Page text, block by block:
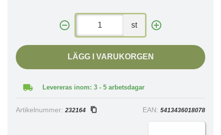
st
LÄGG I VARUKORGEN
Levereras inom: 3 - 5 arbetsdagar
Artikelnummer: 232164 EAN: 5413436018078